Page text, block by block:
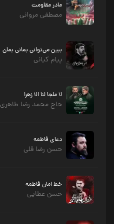
مادر مقاومت
مصطفی مروانی
ببین می‌توانی بمانی بمان
پیام کیانی
لا ملجا لنا الا زهرا
حاج محمد رضا طاهری
دعای فاطمه
حسن رضا قلی
خط امان فاطمه
حسن عطایی